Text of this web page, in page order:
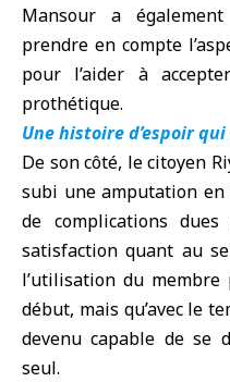
Mansour a
prendre en compte
pour l’aider à
prothétique.
Une histoire d’espoir
De son côté, le citoyen
subi une amputation
de complications
satisfaction quant au
l’utilisation du
début, mais qu’avec le
devenu capable de se
seul.